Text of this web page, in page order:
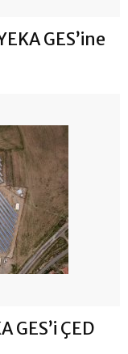
GES’ine
ÇED